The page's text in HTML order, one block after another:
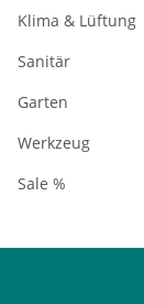
Klima & Lüftung
Sanitär
Garten
Werkzeug
Sale %